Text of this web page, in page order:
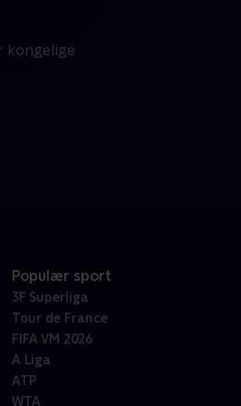
kongelige
Populær sport
3F Superliga
Tour de France
FIFA VM 2026
A Liga
ATP
WTA